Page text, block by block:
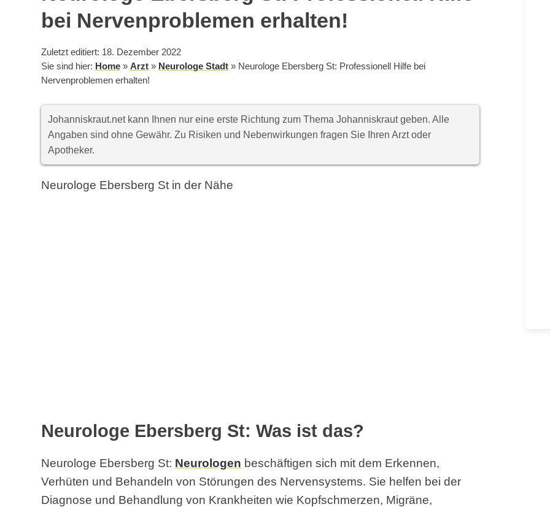
bei Nervenproblemen erhalten!
Zuletzt editiert: 18. Dezember 2022
Sie sind hier: Home »Arzt » Neurologe Stadt » Neurologe Ebersberg St: Professionell Hilfe bei
Nervenproblemen erhalten!
Johanniskraut.net kann Ihnen nur eine erste Richtung zum Thema Johanniskraut geben. Alle
Angaben sind ohne Gewähr. Zu Risiken und Nebenwirkungen fragen Sie Ihren Arzt oder
Apotheker.
Neurologe Ebersberg St in der Nähe
Neurologe Ebersberg St: Was ist das?
Neurologe Ebersberg St: Neurologen beschäftigen sich mit dem Erkennen,
Verhüten und Behandeln von Störungen des Nervensystems. Sie helfen bei der
Diagnose und Behandlung von Krankheiten wie Kopfschmerzen, Migräne,